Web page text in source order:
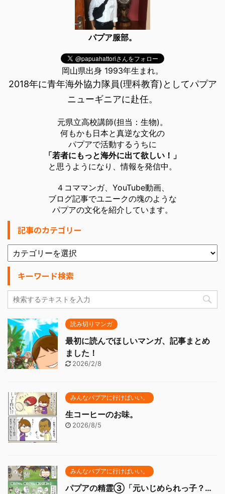
パプア服部。
岡山県出身 1993年生まれ。
2018年に青年海外協力隊員(理科教育)としてパプア
ニューギニアに赴任。
元県立高校講師(担当：生物)。
何もかも日本と真逆な文化の
パプアで活動するうちに
「若者にもっと海外に出て欲しい！」
と思うようになり、情報を発信中。
４コママンガ、YouTube動画、
ブログ記事でユニークの塊のような
パプアの文化を紹介しています。
記事のカテゴリー
キーワード検索
読み切りマンガ
最初に読んでほしいマンガ、記事まとめ
ました！
2026/2/8
みんなパプアに行けばいい。
生コーヒーのお味。
2026/8/5
みんなパプアに行けばいい。
パプアの精霊③「元いじめられっ子？…